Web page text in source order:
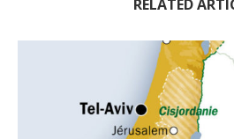
RELATED